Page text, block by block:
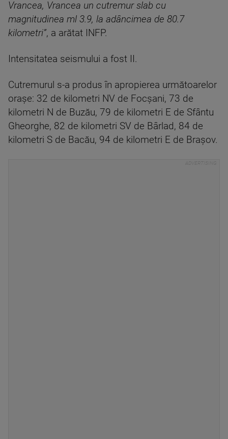
Vrancea, Vrancea un cutremur slab cu
magnitudinea ml 3.9, la adâncimea de 80.7
kilometri”, a arătat INFP.
Intensitatea seismului a fost II.
Cutremurul s-a produs în apropierea următoarelor
oraşe: 32 de kilometri NV de Focşani, 73 de
kilometri N de Buzău, 79 de kilometri E de Sfântu
Gheorghe, 82 de kilometri SV de Bârlad, 84 de
kilometri S de Bacău, 94 de kilometri E de Braşov.